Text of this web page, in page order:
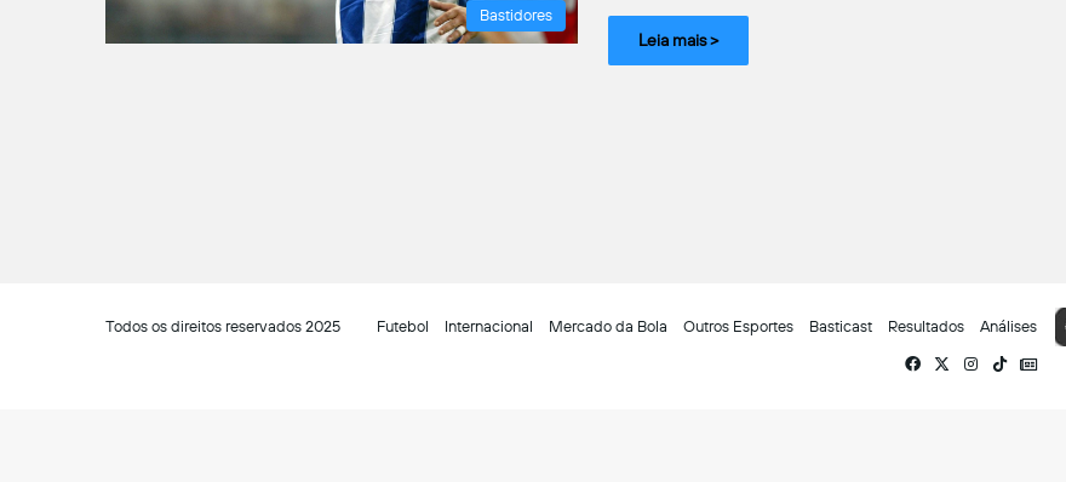
Bastidores
Leia mais >
Todos os direitos reservados 2025 Futebol Internacional Mercado da Bola Outros Esportes Basticast Resultados
Análises
Facebook
X Instagram
TikTokSiga-